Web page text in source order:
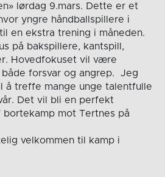
lørdag 9.mars. Dette er et
yngre håndballspillere i
en ekstra trening i måneden.
på bakspillere, kantspill,
Hovedfokuset vil være
forsvar og angrep. Jeg
å treffe mange unge talentfulle
Det vil bli en perfekt
mot Tertnes på
velkommen til kamp i